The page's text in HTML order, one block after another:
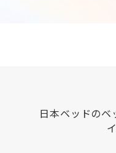
日本ベッドのベ